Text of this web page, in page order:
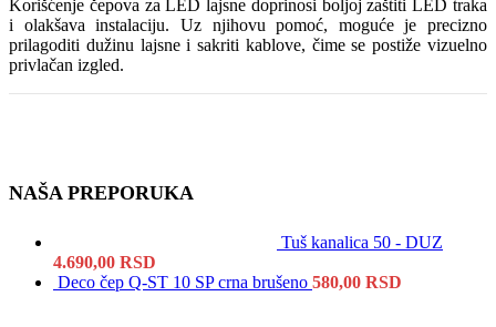
Korišćenje čepova za LED lajsne doprinosi boljoj zaštiti LED traka
i olakšava instalaciju. Uz njihovu pomoć, moguće je precizno
prilagoditi dužinu lajsne i sakriti kablove, čime se postiže vizuelno
privlačan izgled.
NAŠA PREPORUKA
Tuš kanalica 50 - DUZ
4.690,00 RSD
Deco čep Q-ST 10 SP crna brušeno 580,00 RSD